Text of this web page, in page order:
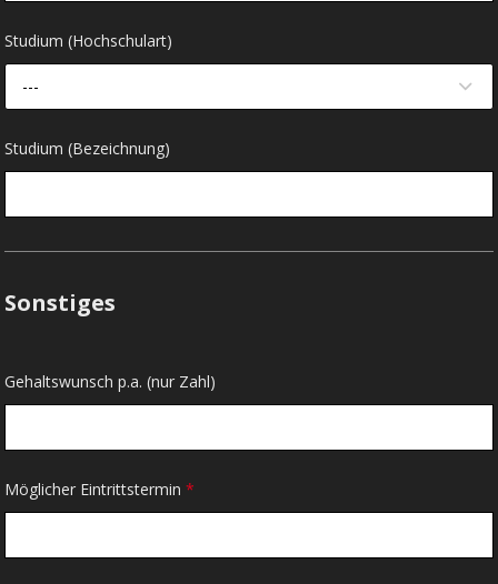
Studium (Hochschulart)
---
Studium (Bezeichnung)
Sonstiges
Gehaltswunsch p.a. (nur Zahl)
Möglicher Eintrittstermin*